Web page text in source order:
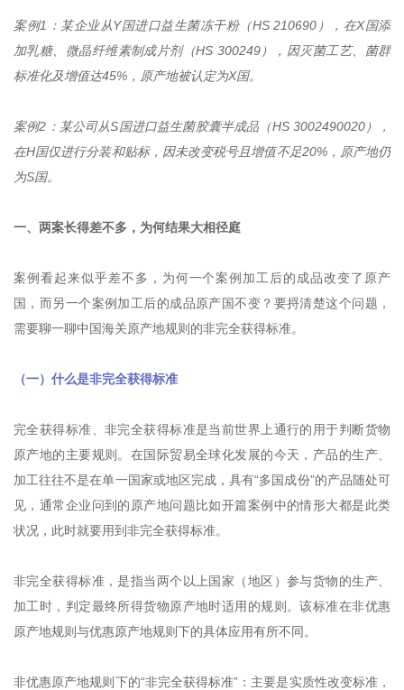
案例1：某企业从Y国进口益生菌冻干粉（HS 210690），在X国添
加乳糖、微晶纤维素制成片剂（HS 300249），因灭菌工艺、菌群
标准化及增值达45%，原产地被认定为X国。
案例2：某公司从S国进口益生菌胶囊半成品（HS 3002490020），
在H国仅进行分装和贴标，因未改变税号且增值不足20%，原产地仍
为S国。
一、两案长得差不多，为何结果大相径庭
案例看起来似乎差不多，为何一个案例加工后的成品改变了原产
国，而另一个案例加工后的成品原产国不变？要捋清楚这个问题，
需要聊一聊中国海关原产地规则的非完全获得标准。
（一）什么是非完全获得标准
完全获得标准、非完全获得标准是当前世界上通行的用于判断货物
原产地的主要规则。在国际贸易全球化发展的今天，产品的生产、
加工往往不是在单一国家或地区完成，具有“多国成份”的产品随处可
见，通常企业问到的原产地问题比如开篇案例中的情形大都是此类
状况，此时就要用到非完全获得标准。
非完全获得标准，是指当两个以上国家（地区）参与货物的生产、
加工时，判定最终所得货物原产地时适用的规则。该标准在非优惠
原产地规则与优惠原产地规则下的具体应用有所不同。
非优惠原产地规则下的“非完全获得标准”：主要是实质性改变标准，